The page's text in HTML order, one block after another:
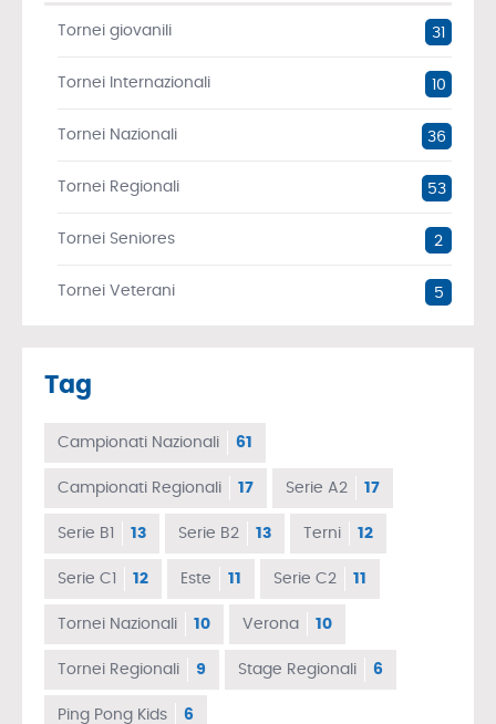
Tornei giovanili 31
Tornei Internazionali 10
Tornei Nazionali 36
Tornei Regionali 53
Tornei Seniores 2
Tornei Veterani 5
Tag
Campionati Nazionali 61
Campionati Regionali 17 Serie A2 17
Serie B1 13 Serie B2 13 Terni 12
Serie C1 12 Este 11 Serie C2 11
Tornei Nazionali 10 Verona 10
Tornei Regionali 9 Stage Regionali 6
Ping Pong Kids 6